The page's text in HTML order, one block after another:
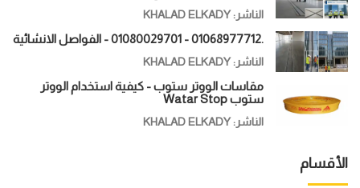
الناشر: KHALAD ELKADY
.01068977712 - 01080029701 - الفواصل الانشائية
الناشر: KHALAD ELKADY
مقاسات الووتر ستوب - كيفية استخدام الووتر
ستوب Watar Stop
الناشر: KHALAD ELKADY
الأقسام